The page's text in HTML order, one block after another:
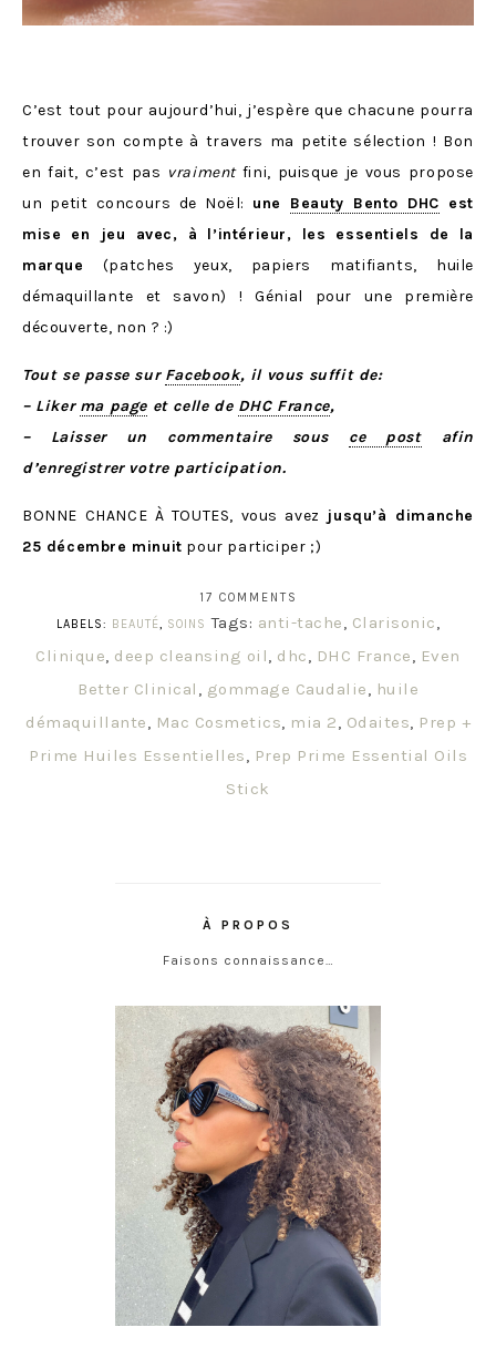
C’est tout pour aujourd’hui, j’espère que chacune pourra
trouver son compte à travers ma petite sélection ! Bon
en fait, c’est pas vraimentfini, puisque je vous propose
un petit concours de Noël: une Beauty Bento DHC est
mise en jeu avec, à l’intérieur, les essentiels de la
marque (patches yeux, papiers matifiants, huile
démaquillante et savon) ! Génial pour une première
découverte, non ? :)
Tout se passe sur Facebook, il vous suffit de:
– Liker ma page et celle de DHC France,
– Laisser un commentaire sous ce postafin
d’enregistrer votre participation.
BONNE CHANCE À TOUTES, vous avez jusqu’à dimanche
25 décembre minuit pour participer ;)
17 COMMENTS
LABELS: BEAUTÉ, SOINS Tags: anti-tache, Clarisonic,
Clinique, deep cleansing oil, dhc, DHC France, Even
Better Clinical , gommage Caudalie, huile
démaquillante, Mac Cosmetics, mia 2, Odaites, Prep +
Prime Huiles Essentielles, Prep Prime Essential Oils
Stick
À PROPOS
Faisons connaissance…